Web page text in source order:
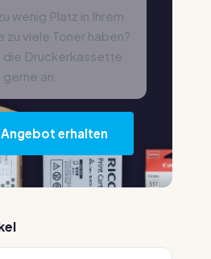
wenig Platz in Ihrem
zu viele Toner haben?
die Druckerkassette
gerne an.
erhalten